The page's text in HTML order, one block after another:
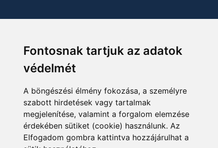
Fontosnak tartjuk az adatok
védelmét
A böngészési élmény fokozása, a személyre
szabott hirdetések vagy tartalmak
megjelenítése, valamint a forgalom elemzése
érdekében sütiket (cookie) használunk. Az
Elfogadom gombra kattintva hozzájárulhat a